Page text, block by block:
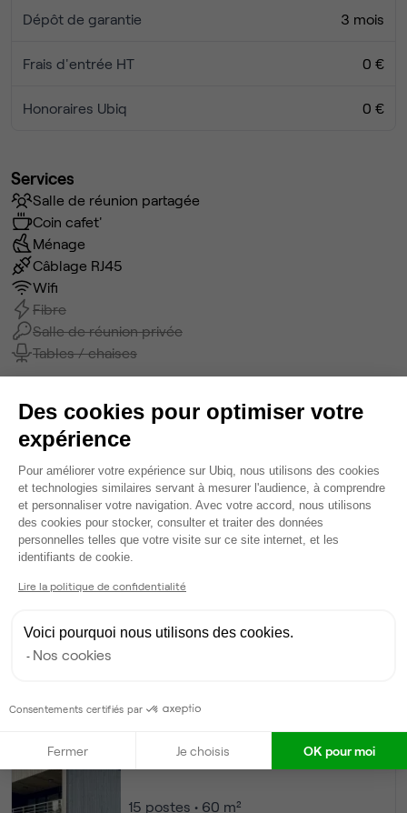
Dépôt de garantie 3 mois
Frais d'entrée HT 0 €
Honoraires Ubiq 0 €
Services
Salle de réunion partagée
Coin cafet'
Ménage
Câblage RJ45
Wifi
Fibre
Salle de réunion privée
Tables / chaises
Ma sélection de bureau
Bureau privé
10postes • 40 m²
3 627 €
Dispo
Bureau privé • 1er étage
Bureau privé• 1er étage
15 postes • 60 m²
Des cookies pour optimiser votre
expérience
Plateforme de Gestion du
Pour améliorer votre expérience sur Ubiq, nous utilisons des cookies
et technologies similaires servant à mesurer l'audience, à comprendre
et personnaliser votre navigation. Avec votre accord, nous utilisons
des cookies pour stocker, consulter et traiter des données
personnelles telles que votre visite sur ce site internet, et les
identifiants de cookie.
Lire la politique de confidentialité
Voici pourquoi nous utilisons des cookies.
Nos cookies
Consentements certifiés par
Fermer Je choisis OK pour moi